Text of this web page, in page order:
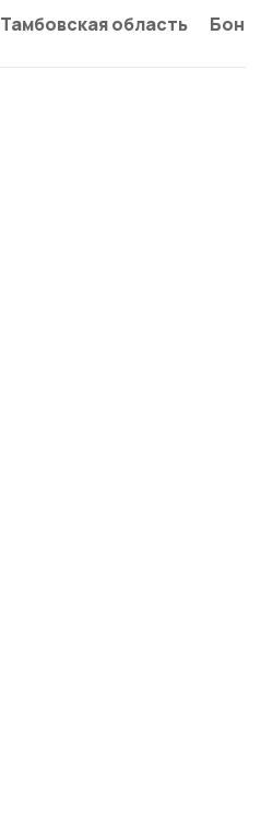
Тамбовская область